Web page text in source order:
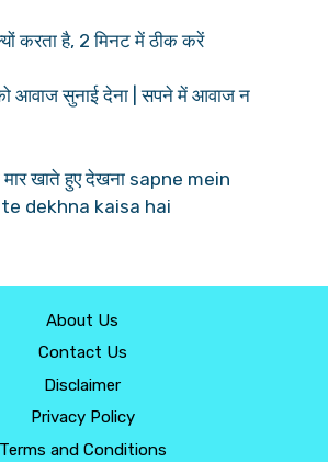
करता है, 2 मिनट में ठीक करें
आवाज सुनाई देना | सपने में आवाज न
खाते हुए देखना sapne mein
dekhna kaisa hai
About Us
Contact Us
Disclaimer
Privacy Policy
Terms and Conditions